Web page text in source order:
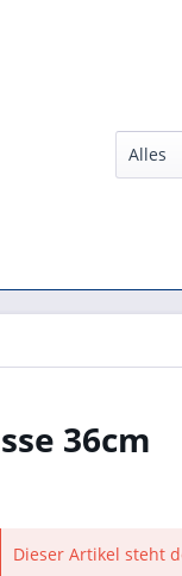
36cm
Dieser Artikel steht